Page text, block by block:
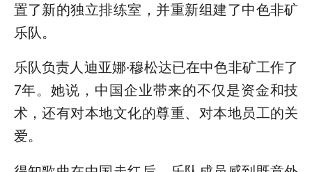
置了新的独立排练室，并重新组建了中色非矿
乐队。
乐队负责人迪亚娜·穆松达已在中色非矿工作了
7年。她说，中国企业带来的不仅是资金和技
术，还有对本地文化的尊重、对本地员工的关
爱。